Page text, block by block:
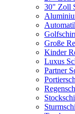
30" Zoll
Große
Kinder
Luxus
Partner